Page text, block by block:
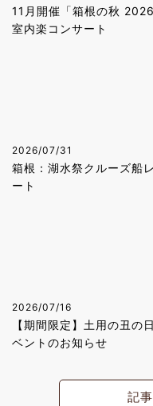
11月開催「箱根の秋 2026
室内楽コンサート
2026/07/31
箱根：湖水祭クルーズ船
ート
2026/07/16
【期間限定】土用の丑の
ベントのお知らせ
記